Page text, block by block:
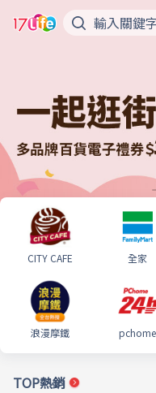
CITY CAFE 全家
浪漫摩鐵 pchome
TOP熱銷